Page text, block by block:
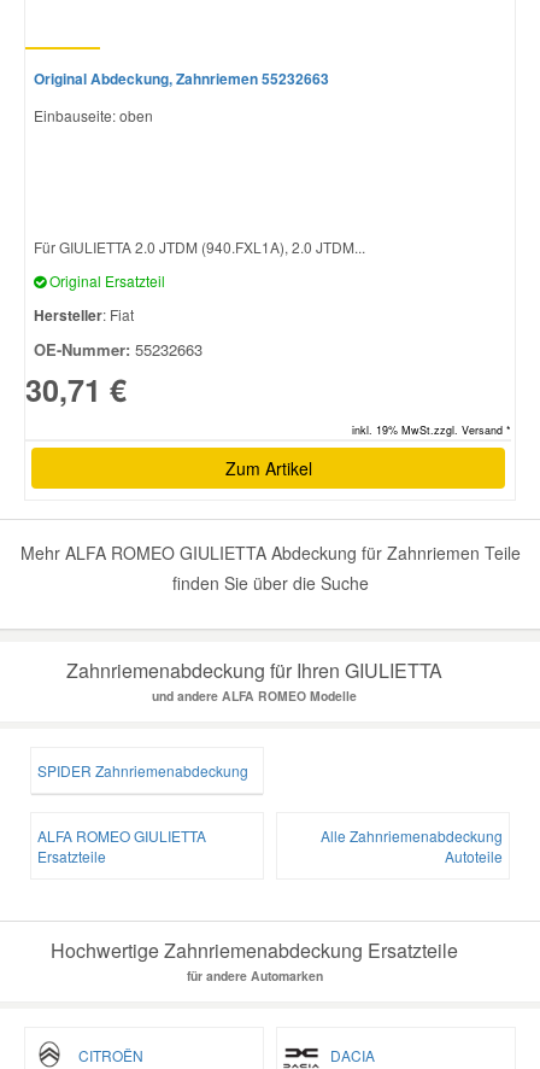
Original Abdeckung, Zahnriemen 55232663
Einbauseite: oben
Für GIULIETTA 2.0 JTDM (940.FXL1A), 2.0 JTDM...
Original Ersatzteil
Hersteller: Fiat
OE-Nummer: 55232663
30,71 €
inkl. 19% MwSt.zzgl. Versand *
Zum Artikel
Mehr ALFA ROMEO GIULIETTA Abdeckung für Zahnriemen Teile
finden Sie über die Suche
Zahnriemenabdeckung für Ihren GIULIETTA
und andere ALFA ROMEO Modelle
SPIDER Zahnriemenabdeckung
ALFA ROMEO GIULIETTA
Ersatzteile
Alle Zahnriemenabdeckung
Autoteile
Hochwertige Zahnriemenabdeckung Ersatzteile
für andere Automarken
CITROËN DACIA